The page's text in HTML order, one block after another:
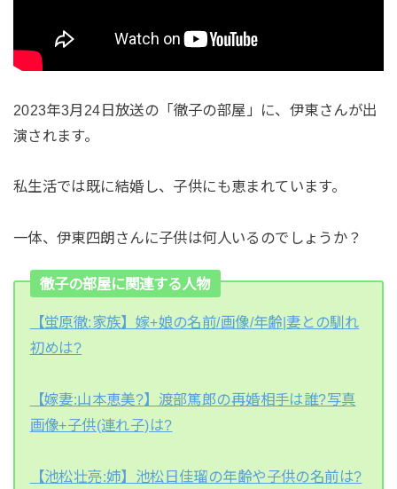
2023年3月24日放送の「徹子の部屋」に、伊東さんが出
演されます。
私生活では既に結婚し、子供にも恵まれています。
一体、伊東四朗さんに子供は何人いるのでしょうか？
徹子の部屋に関連する人物
【蛍原徹:家族】嫁+娘の名前/画像/年齢|妻との馴れ
初めは?
【嫁妻:山本恵美?】渡部篤郎の再婚相手は誰?写真
画像+子供(連れ子)は?
【池松壮亮:姉】池松日佳瑠の年齢や子供の名前は?